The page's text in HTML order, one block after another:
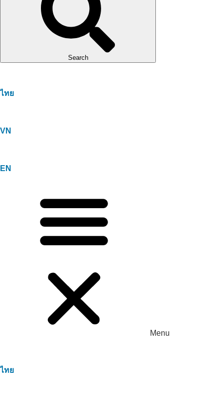
Search
ไทย
VN
EN
Menu
ไทย